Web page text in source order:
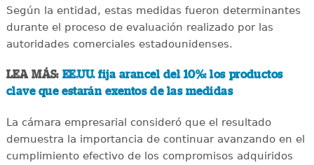
Según la entidad, estas medidas fueron determinantes
durante el proceso de evaluación realizado por las
autoridades comerciales estadounidenses.
LEA MÁS:EE.UU. fija arancel del 10%: los productos
clave que estarán exentos de las medidas
La cámara empresarial consideró que el resultado
demuestra la importancia de continuar avanzando en el
cumplimiento efectivo de los compromisos adquiridos